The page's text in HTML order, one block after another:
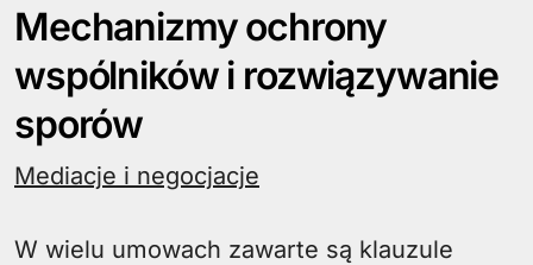
Mechanizmy ochrony
wspólników i rozwiązywanie
sporów
Mediacje i negocjacje
W wielu umowach zawarte są klauzule